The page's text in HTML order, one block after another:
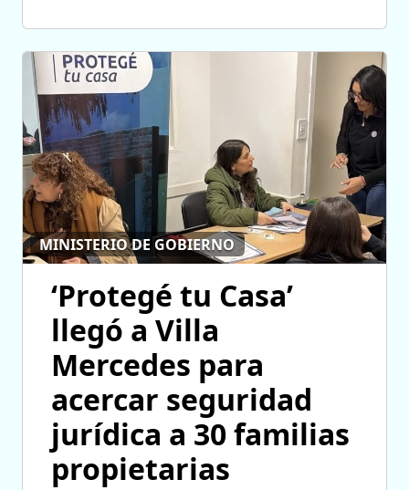
MINISTERIO DE GOBIERNO
‘Protegé tu Casa’
llegó a Villa
Mercedes para
acercar seguridad
jurídica a 30 familias
propietarias